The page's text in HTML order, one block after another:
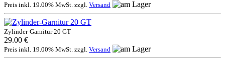
Preis inkl. 19.00% MwSt. zzgl. Versand
Zylinder-Garnitur 20 GT
29.00 €
Preis inkl. 19.00% MwSt. zzgl. Versand